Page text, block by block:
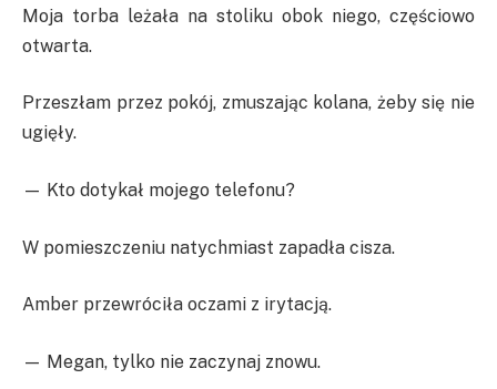
Moja torba leżała na stoliku obok niego, częściowo
otwarta.
Przeszłam przez pokój, zmuszając kolana, żeby się nie
ugięły.
— Kto dotykał mojego telefonu?
W pomieszczeniu natychmiast zapadła cisza.
Amber przewróciła oczami z irytacją.
— Megan, tylko nie zaczynaj znowu.